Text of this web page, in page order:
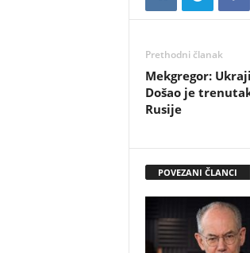
Prethodni članak
Mekgregor:
Došao je
Rusije
POVEZANI ČLANCI